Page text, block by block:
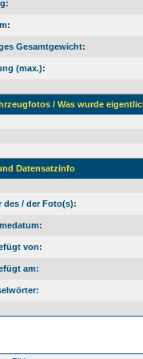
Gesamtgewicht:
(max.):
/ Was wurde
Datensatzinfo
des / der Foto(s):
von:
am: